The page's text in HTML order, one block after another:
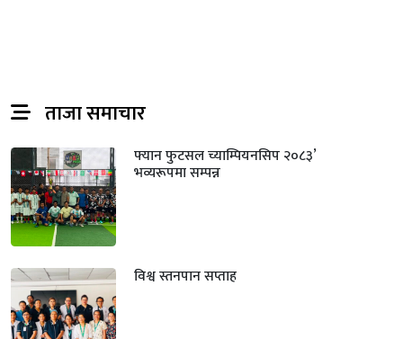
ताजा समाचार
फ्यान फुटसल च्याम्पियनसिप २०८३’
भव्यरूपमा सम्पन्न
विश्व स्तनपान सप्ताह